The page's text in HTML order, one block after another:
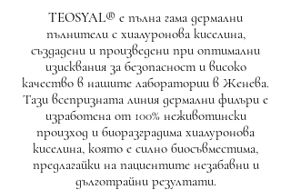
TEOSYAL® е пълна гама дермални
пълнители с хиалуронова киселина,
създадени и произведени при оптимални
изисквания за безопасност и високо
качество в нашите лаборатории в Женева.
Тази всепризната линия дермални филъри е
изработена от 100% неживотински
произход и биоразградима хиалуронова
киселина, която е силно биосъвместима,
предлагайки на пациентите незабавни и
дълготрайни резултати.